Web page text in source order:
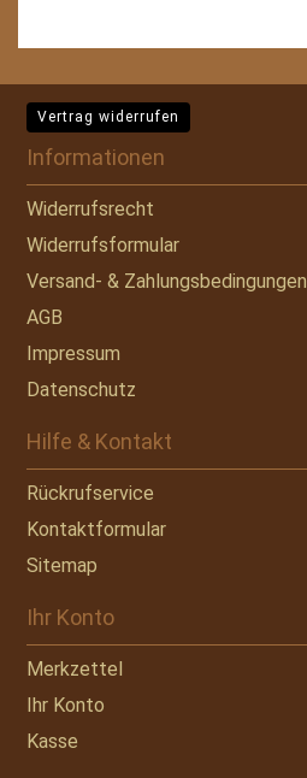
Vertrag widerrufen
Informationen
Widerrufsrecht
Widerrufsformular
Versand- & Zahlungsbedingungen
AGB
Impressum
Datenschutz
Hilfe & Kontakt
Rückrufservice
Kontaktformular
Sitemap
Ihr Konto
Merkzettel
Ihr Konto
Kasse